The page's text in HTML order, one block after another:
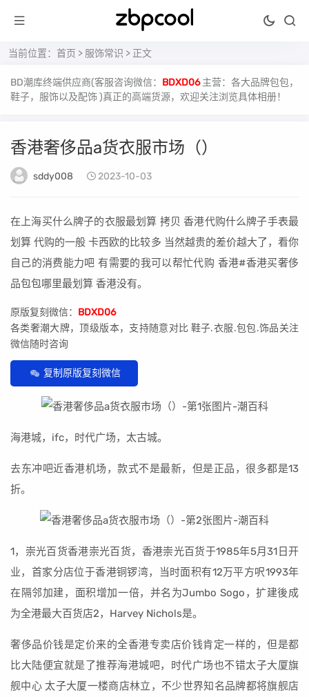
当前位置： 首页 > 服饰常识 > 正文
BD潮库终端供应商(客服咨询微信： BDXD06 主营：各大品牌包包，
鞋子，服饰以及配饰 )真正的高端货源，欢迎关注浏览具体相册！
香港奢侈品a货衣服市场（）
sddy008 2023-10-03
在上海买什么牌子的衣服最划算 拷贝 香港代购什么牌子手表最
划算 代购的一般 卡西欧的比较多 当然越贵的差价越大了，看你
自己的消费能力吧 有需要的我可以帮忙代购 香港#香港买奢侈
品包包哪里最划算 香港没有。
原版复刻微信： BDXD06
各类奢潮大牌，顶级版本，支持随意对比 鞋子.衣服.包包.饰品关注
微信随时咨询
复制原版复刻微信
海港城，ifc，时代广场，太古城。
去东冲吧近香港机场，款式不是最新，但是正品，很多都是13
折。
1，崇光百货香港崇光百货，香港崇光百货于1985年5月31日开
业，首家分店位于香港铜锣湾，当时面积有12万平方呎1993年
在隔邻加建，面积增加一倍，并名为Jumbo Sogo，扩建後成
为全港最大百货店2，Harvey Nichols是。
奢侈品价钱是定价来的全香港专卖店价钱肯定一样的，但是都
比大陆便宜就是了推荐海港城吧，时代广场也不错太子大厦旗
舰中心 太子大厦一楼商店林立，不少世界知名品牌都将旗舰店